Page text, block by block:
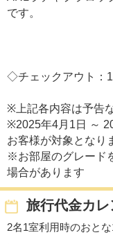
です。
◇チェックアウト：
※上記各内容は予告
※2025年4月1日 ～
お客様が対象となり
※お部屋のグレード
場合があります
旅行代金カレ
2名1室利用時のおと